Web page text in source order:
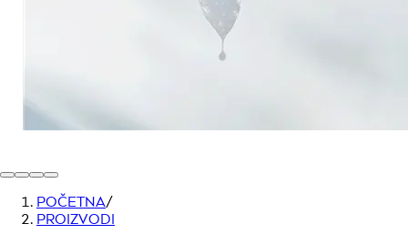
POČETNA/
PROIZVODI